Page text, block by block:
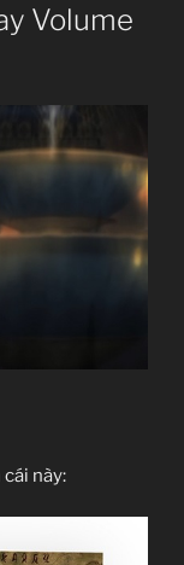
Volume
này: